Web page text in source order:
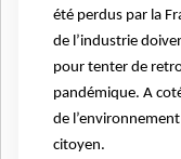
été perdus par la
de l’industrie
pour tenter de
pandémique. A
de
citoyen.